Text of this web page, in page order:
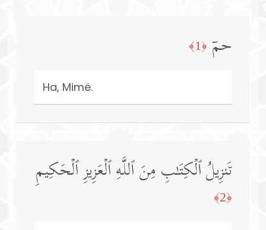
حمۤ ﴿1﴾
Ha, Mimë.
تَنزِیلُ ٱلۡكِتَـٰبِ مِنَ ٱللَّهِ ٱلۡعَزِیزِ ٱلۡحَكِیمِ
﴿2﴾